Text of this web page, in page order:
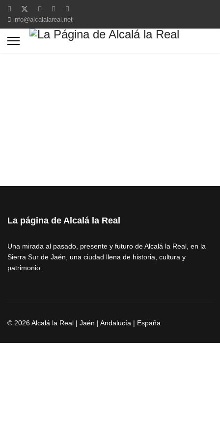
info@alcalalareal.net
La página de Alcalá la Real
Una mirada al pasado, presente y futuro de Alcalá la Real, en la
Sierra Sur de Jaén, una ciudad llena de historia, cultura y
patrimonio.
© 2026 Alcalá la Real | Jaén | Andalucía | España